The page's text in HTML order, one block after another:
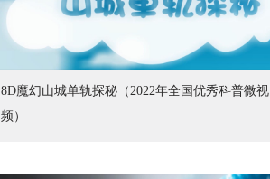
8D魔幻山城单轨探秘（2022年全国优秀科普微视
频）